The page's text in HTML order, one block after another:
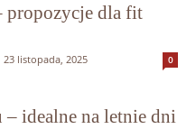
propozycje dla fit
23 listopada, 2025 0
idealne na letnie dni